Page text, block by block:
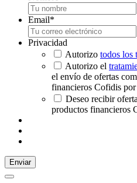
Email*
Privacidad
Autorizo todos los
Autorizo el
el envío de ofertas
financieros Cofidis
Deseo recibir
productos financieros
Enviar